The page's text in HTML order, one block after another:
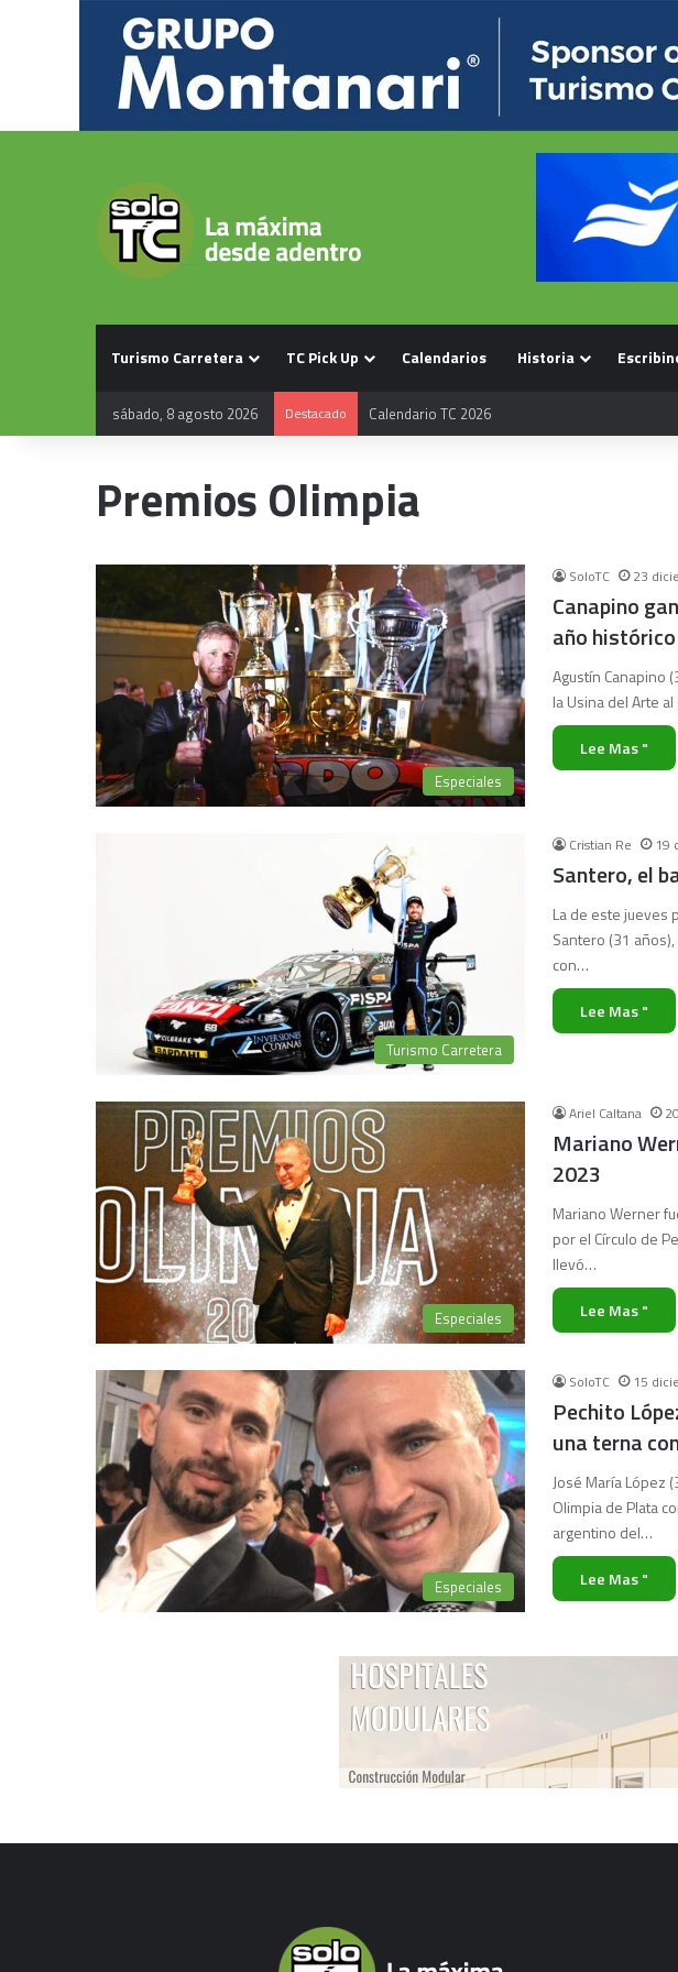
Turismo Carretera TC Pick Up Calendarios Historia
sábado, 8 agosto 2026 Destacado Calendario TC 2026
Premios Olimpia
Especiales
SoloTC 23
Canapino
año histórico
Agustín Canapino
la Usina del Arte
Lee Mas "
Turismo Carretera
Cristian Re 19
Santero, el
La de este jueves
Santero (31
con…
Lee Mas "
Especiales
Ariel Caltana
Mariano
2023
Mariano Werner
por el Círculo de
llevó…
Lee Mas "
Especiales
SoloTC 15
Pechito
una terna
José María López
Olimpia de Plata
argentino del…
Lee Mas "